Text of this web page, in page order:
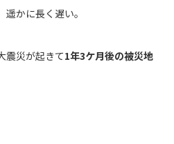
かに長く遅い。
震災が起きて1年3ケ月後の被災地